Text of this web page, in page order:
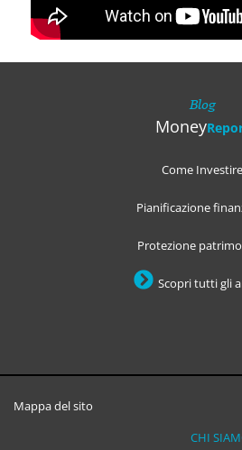
Blog
Money
Come Investire
Pianificazione
Protezione
Scopri tutti gli
Mappa del sito
CHI